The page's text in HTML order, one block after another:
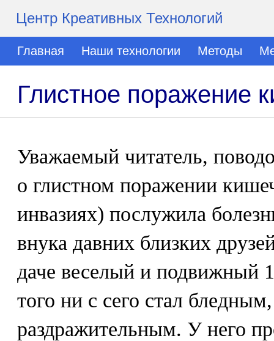
Центр Креативных Технологий
Главная Наши технологии Методы
Глистное поражение
Уважаемый читатель,
о глистном поражении
инвазиях) послужила
внука давних близких
даче веселый и подвижный
того ни с сего стал
раздражительным. У него